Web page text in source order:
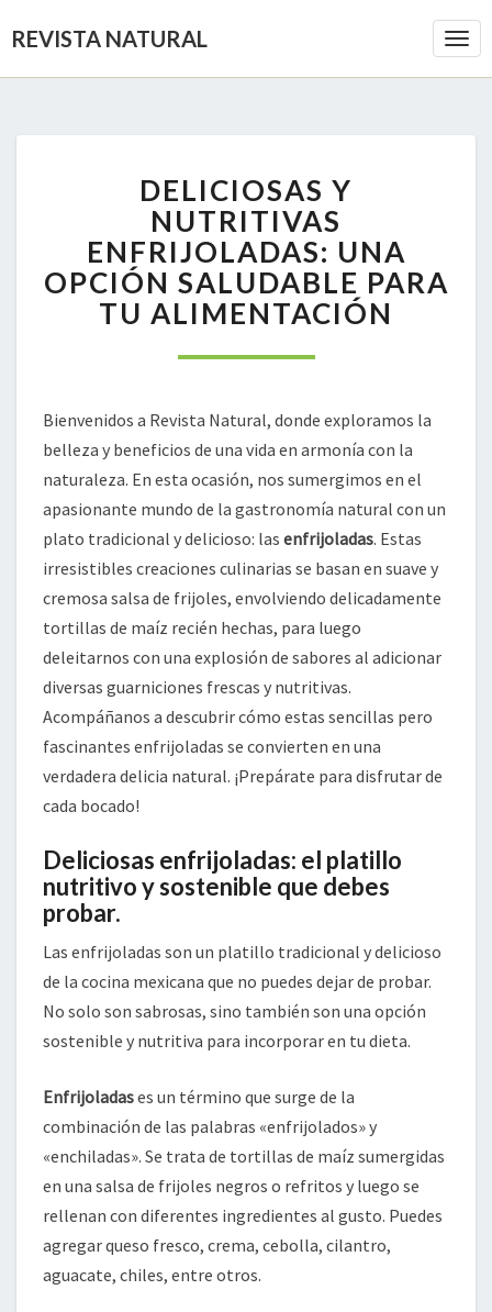
REVISTA NATURAL
Y
NUTRITIVAS
ENFRIJOLADAS:
UNA
OPCIÓN
SALUDABLE
TU
DELICIOSAS Y
NUTRITIVAS
ENFRIJOLADAS: UNA
OPCIÓN SALUDABLE PARA
TU ALIMENTACIÓN
Bienvenidos a Revista Natural, donde exploramos la
belleza y beneficios de una vida en armonía con la
naturaleza. En esta ocasión, nos sumergimos en el
apasionante mundo de la gastronomía natural con un
plato tradicional y delicioso: las enfrijoladas. Estas
irresistibles creaciones culinarias se basan en suave y
cremosa salsa de frijoles, envolviendo delicadamente
tortillas de maíz recién hechas, para luego
deleitarnos con una explosión de sabores al adicionar
diversas guarniciones frescas y nutritivas.
Acompáñanos a descubrir cómo estas sencillas pero
fascinantes enfrijoladas se convierten en una
verdadera delicia natural. ¡Prepárate para disfrutar de
cada bocado!
Deliciosas enfrijoladas: el platillo
nutritivo y sostenible que debes
probar.
Las enfrijoladas son un platillo tradicional y delicioso
de la cocina mexicana que no puedes dejar de probar.
No solo son sabrosas, sino también son una opción
sostenible y nutritiva para incorporar en tu dieta.
Enfrijoladases un término que surge de la
combinación de las palabras «enfrijolados» y
«enchiladas». Se trata de tortillas de maíz sumergidas
en una salsa de frijoles negros o refritos y luego se
rellenan con diferentes ingredientes al gusto. Puedes
agregar queso fresco, crema, cebolla, cilantro,
aguacate, chiles, entre otros.